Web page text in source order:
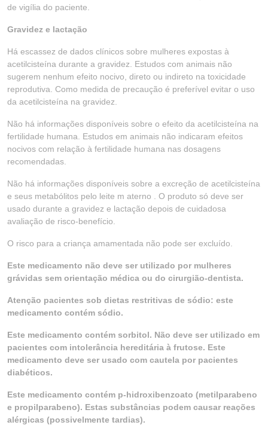
de vigília do paciente.
Gravidez e lactação
Há escassez de dados clínicos sobre mulheres expostas à
acetilcisteína durante a gravidez. Estudos com animais não
sugerem nenhum efeito nocivo, direto ou indireto na toxicidade
reprodutiva. Como medida de precaução é preferível evitar o uso
da acetilcisteína na gravidez.
Não há informações disponíveis sobre o efeito da acetilcisteína na
fertilidade humana. Estudos em animais não indicaram efeitos
nocivos com relação à fertilidade humana nas dosagens
recomendadas.
Não há informações disponíveis sobre a excreção de acetilcisteína
e seus metabólitos pelo leite m aterno . O produto só deve ser
usado durante a gravidez e lactação depois de cuidadosa
avaliação de risco-benefício.
O risco para a criança amamentada não pode ser excluído.
Este medicamento não deve ser utilizado por mulheres
grávidas sem orientação médica ou do cirurgião-dentista.
Atenção pacientes sob dietas restritivas de sódio: este
medicamento contém sódio.
Este medicamento contém sorbitol. Não deve ser utilizado em
pacientes com intolerância hereditária à frutose. Este
medicamento deve ser usado com cautela por pacientes
diabéticos.
Este medicamento contém p-hidroxibenzoato (metilparabeno
e propilparabeno). Estas substâncias podem causar reações
alérgicas (possivelmente tardias).